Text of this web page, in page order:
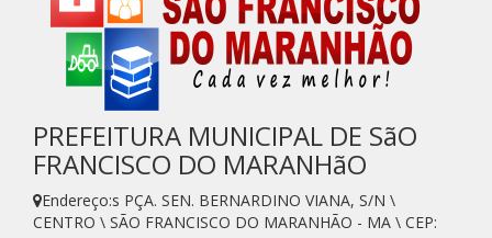
PREFEITURA MUNICIPAL DE SãO
FRANCISCO DO MARANHãO
Endereço:s PÇA. SEN. BERNARDINO VIANA, S/N \
CENTRO \ SÃO FRANCISCO DO MARANHÃO - MA \ CEP:
65650000